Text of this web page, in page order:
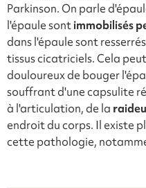
Parkinson. On parle
l'épaule sontimmobilisés
dans l'épaule sont
tissus cicatriciels. Cela
douloureux de bouger
souffrant d'une capsulite
à l'articulation, de la
endroit du corps. Il existe
cette pathologie,